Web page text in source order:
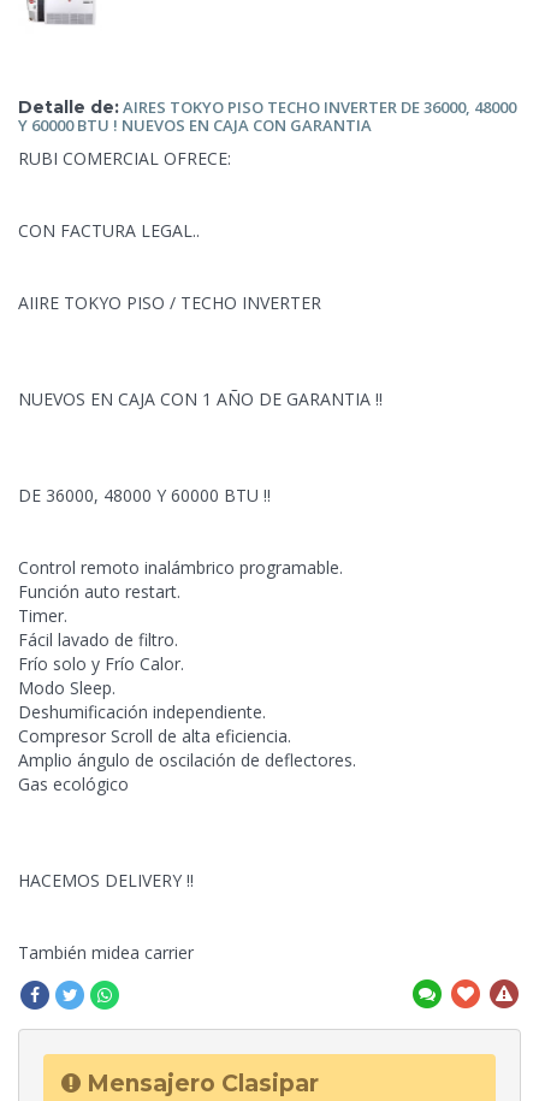
Detalle de:AIRES TOKYO PISO TECHO INVERTER DE 36000, 48000
Y 60000 BTU ! NUEVOS EN CAJA CON GARANTIA
RUBI COMERCIAL OFRECE:
CON FACTURA LEGAL..
AIIRE TOKYO PISO / TECHO INVERTER
NUEVOS EN CAJA CON 1 AÑO DE GARANTIA !!
DE 36000, 48000 Y 60000 BTU !!
Control remoto inalámbrico programable.
Función auto restart.
Timer.
Fácil lavado de filtro.
Frío solo y Frío Calor.
Modo Sleep.
Deshumificación independiente.
Compresor Scroll de alta eficiencia.
Amplio ángulo de oscilación de deflectores.
Gas ecológico
HACEMOS DELIVERY !!
También midea carrier
Mensajero Clasipar